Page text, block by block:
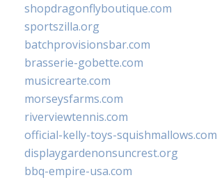
shopdragonflyboutique.com
sportszilla.org
batchprovisionsbar.com
brasserie-gobette.com
musicrearte.com
morseysfarms.com
riverviewtennis.com
official-kelly-toys-squishmallows.com
displaygardenonsuncrest.org
bbq-empire-usa.com